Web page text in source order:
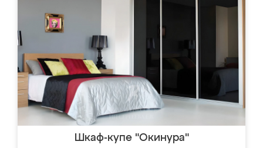
Шкаф-купе "Окинура"